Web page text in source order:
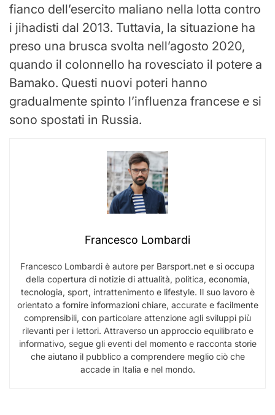
fianco dell’esercito maliano nella lotta contro
i jihadisti dal 2013. Tuttavia, la situazione ha
preso una brusca svolta nell’agosto 2020,
quando il colonnello ha rovesciato il potere a
Bamako. Questi nuovi poteri hanno
gradualmente spinto l’influenza francese e si
sono spostati in Russia.
Francesco Lombardi
Francesco Lombardi è autore per Barsport.net e si occupa
della copertura di notizie di attualità, politica, economia,
tecnologia, sport, intrattenimento e lifestyle. Il suo lavoro è
orientato a fornire informazioni chiare, accurate e facilmente
comprensibili, con particolare attenzione agli sviluppi più
rilevanti per i lettori. Attraverso un approccio equilibrato e
informativo, segue gli eventi del momento e racconta storie
che aiutano il pubblico a comprendere meglio ciò che
accade in Italia e nel mondo.